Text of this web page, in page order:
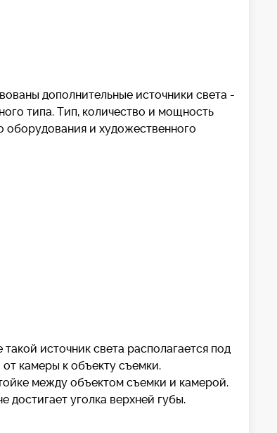
дополнительные источники света -
типа. Тип, количество и мощность
оборудования и художественного
источник света располагается под
камеры к объекту съемки.
между объектом съемки и камерой.
достигает уголка верхней губы.